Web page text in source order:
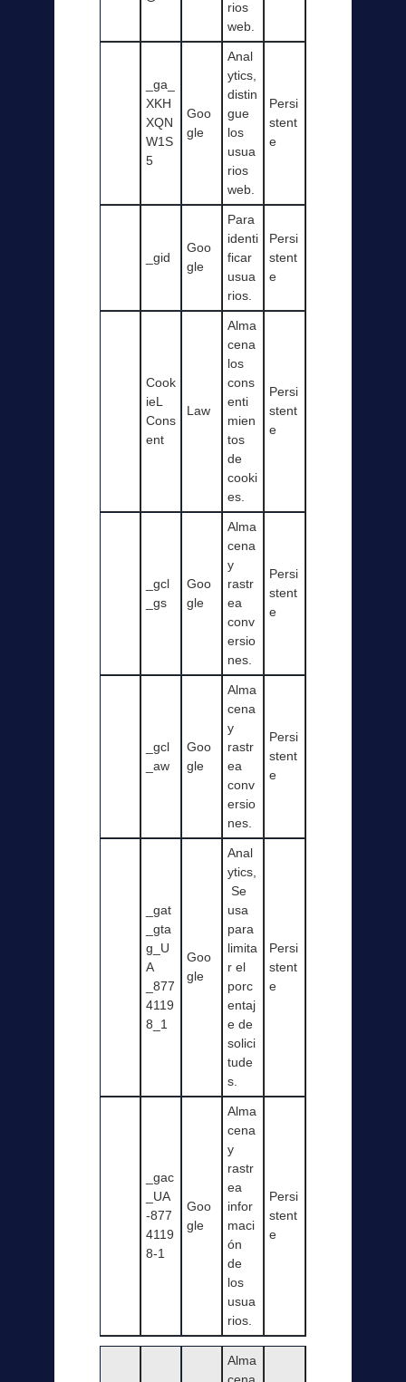
rios
web.
_ga_
XKH
XQN
W1S
5
Goo
gle
Anal
ytics,
distin
gue
los
usua
rios
web.
Persi
stent
e
_gid
Goo
gle
Para
identi
ficar
usua
rios.
Persi
stent
e
Cook
ieL
Cons
ent
Law
Alma
cena
los
cons
enti
mien
tos
de
cooki
es.
Persi
stent
e
_gcl
_gs
Goo
gle
Alma
cena
y
rastr
ea
conv
ersio
nes.
Persi
stent
e
_gcl
_aw
Goo
gle
Alma
cena
y
rastr
ea
conv
ersio
nes.
Persi
stent
e
_gat
_gta
g_U
A
_877
4119
8_1
Goo
gle
Anal
ytics,
Se
usa
para
limita
r el
porc
entaj
e de
solici
tude
s.
Persi
stent
e
_gac
_UA
-877
4119
8-1
Goo
gle
Alma
cena
y
rastr
ea
infor
maci
ón
de
los
usua
rios.
Persi
stent
e
Alma